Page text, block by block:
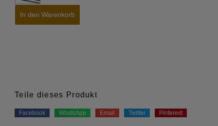
In den Warenkorb
Teile dieses Produkt
Facebook WhatsApp Email Twitter Pinterest